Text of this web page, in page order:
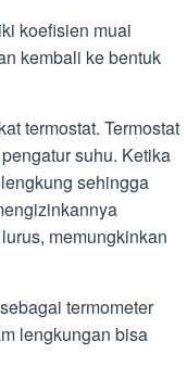
koefisien muai
kembali ke bentuk
termostat. Termostat
suhu. Ketika
sehingga
memungkinkan
termometer
lengkungan bisa